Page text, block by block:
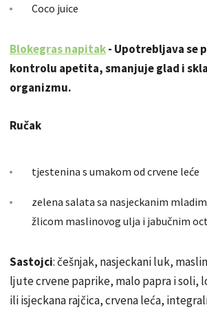
Coco juice
Blokegras napitak- Upotrebljava se
kontrolu apetita, smanjuje glad i
organizmu.
Ručak
tjestenina s umakom od crvene leće
zelena salata sa nasjeckanim
žlicom maslinovog ulja i jabučnim
Sastojci: češnjak, nasjeckani luk,
ljute crvene paprike, malo papra i soli,
ili isjeckana rajčica, crvena leća,